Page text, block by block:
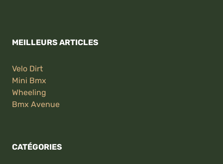
MEILLEURS ARTICLES
Velo Dirt
Mini Bmx
Wheeling
Bmx Avenue
CATÉGORIES